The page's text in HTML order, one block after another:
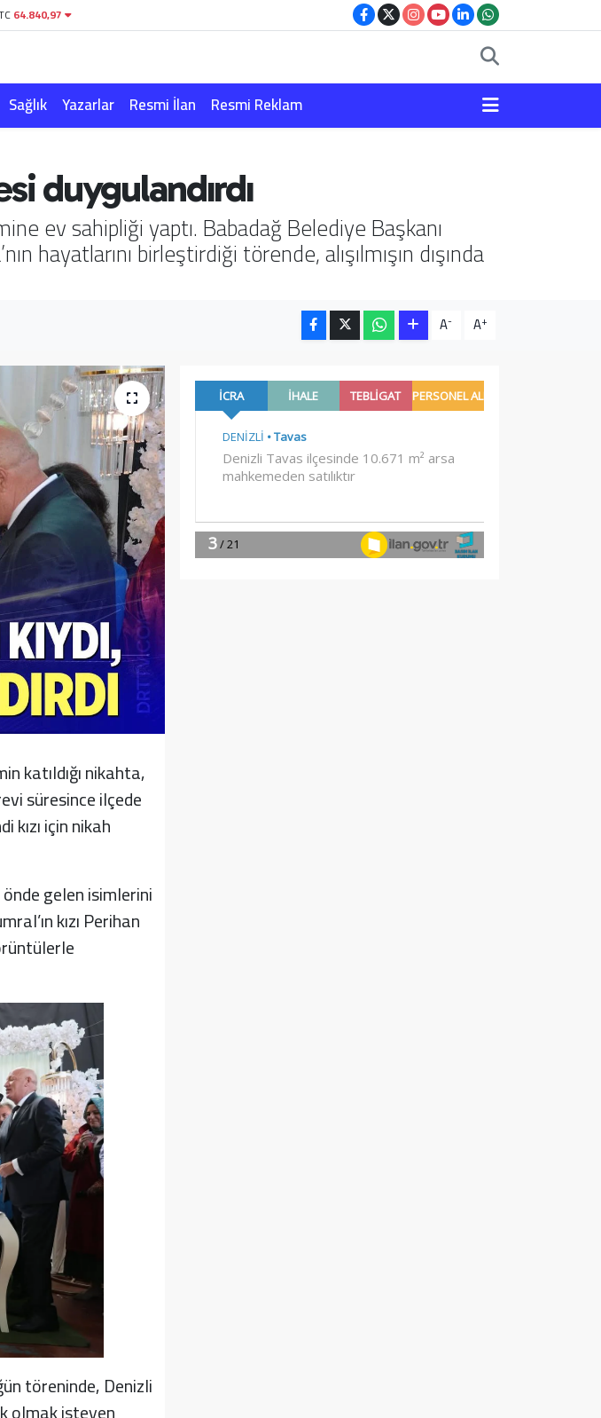
64.840,97
Sağlık Yazarlar Resmi İlan Resmi Reklam
duygulandırdı
ev sahipliği yaptı. Babadağ Belediye Başkanı
hayatlarını birleştirdiği törende, alışılmışın dışında
A- A+
katıldığı nikahta,
süresince ilçede
kızı için nikah
gelen isimlerini
kızı Perihan
töreninde, Denizli